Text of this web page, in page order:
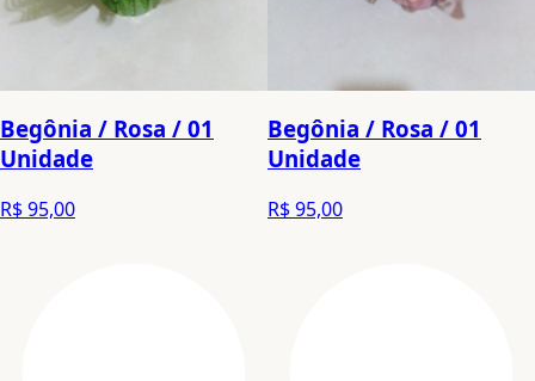
Begônia / Rosa / 01
Unidade
R$ 95,00
Begônia / Rosa / 01
Unidade
R$ 95,00